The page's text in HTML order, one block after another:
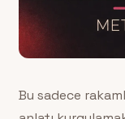
Bu sadece